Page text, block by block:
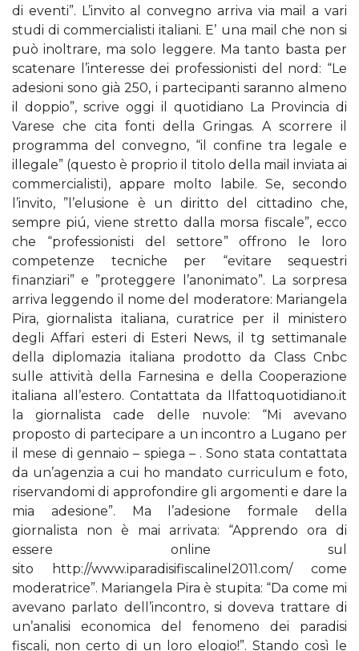
di eventi”. L’invito al convegno arriva via mail a vari
studi di commercialisti italiani. E’ una mail che non si
può inoltrare, ma solo leggere. Ma tanto basta per
scatenare l’interesse dei professionisti del nord: “Le
adesioni sono già 250, i partecipanti saranno almeno
il doppio”, scrive oggi il quotidiano La Provincia di
Varese che cita fonti della Gringas. A scorrere il
programma del convegno, “il confine tra legale e
illegale” (questo è proprio il titolo della mail inviata ai
commercialisti), appare molto labile. Se, secondo
l’invito, ”l’elusione è un diritto del cittadino che,
sempre piú, viene stretto dalla morsa fiscale”, ecco
che “professionisti del settore” offrono le loro
competenze tecniche per “evitare sequestri
finanziari” e ”proteggere l’anonimato”. La sorpresa
arriva leggendo il nome del moderatore: Mariangela
Pira, giornalista italiana, curatrice per il ministero
degli Affari esteri di Esteri News, il tg settimanale
della diplomazia italiana prodotto da Class Cnbc
sulle attività della Farnesina e della Cooperazione
italiana all’estero. Contattata da Ilfattoquotidiano.it
la giornalista cade delle nuvole: “Mi avevano
proposto di partecipare a un incontro a Lugano per
il mese di gennaio – spiega – . Sono stata contattata
da un’agenzia a cui ho mandato curriculum e foto,
riservandomi di approfondire gli argomenti e dare la
mia adesione”. Ma l’adesione formale della
giornalista non è mai arrivata: “Apprendo ora di
essere online sul
sito http://www.iparadisifiscalinel2011.com/ come
moderatrice”. Mariangela Pira è stupita: “Da come mi
avevano parlato dell’incontro, si doveva trattare di
un’analisi economica del fenomeno dei paradisi
fiscali, non certo di un loro elogio!”. Stando così le